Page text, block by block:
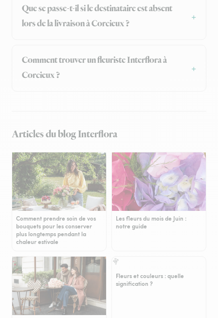
Que se passe-t-il si le destinataire est absent
lors de la livraison à Corcieux ?
Comment trouver un fleuriste Interflora à
Corcieux ?
Articles du blog Interflora
Comment prendre soin de vos
bouquets pour les conserver
plus longtemps pendant la
chaleur estivale
Les fleurs du mois de Juin :
notre guide
Fleurs et couleurs : quelle
signification ?